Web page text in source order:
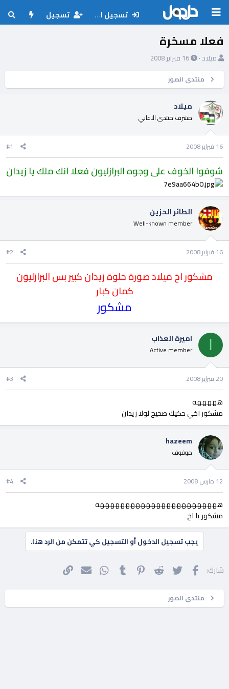
تسجيل الدخول تسجيل
فعلا مسخرة
ب
ئ
ا
ل
م
ض
و
ع
ميلاد
ت
ر
ي
ا
ل
د
ء
16 فبراير 2008
منتدى الصور
ميلاد
مشرف منتدى الاغاني
16 فبراير 2008 #1
شوفوا الخوف على وجوه البرازليون فعلا انك ملك يا زيدان
الطائر الحزين
Well-known member
16 فبراير 2008 #2
مشكور اخ ميلاد صورة حلوة زيدان كبير بس البرازليون
كمان كبار
مشكور
اميرة العذاب
Active member
20 فبراير 2008 #3
هههههه
مشكور اخي حكيك صحيح لولا زيدان
hazeem
موقوف
12 مارس 2008 #4
ههههههههههههههههههههههههه
مشكور يا اخ
يجب تسجيل الدخول أو التسجيل كي تتمكن من الرد هنا.
شارك: فيسبوك تويتر Reddit
Pinterest
Tumblr
WhatsAppالبريد الإلكتروني
منتدى الصور